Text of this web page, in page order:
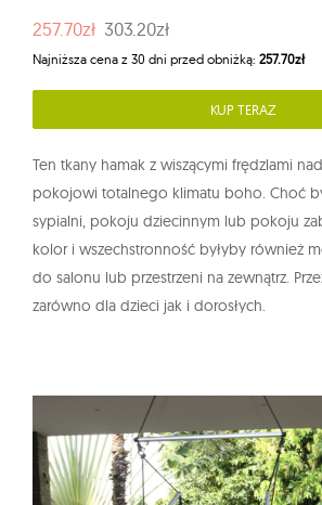
257.70zł 303.20zł
Najniższa cena z 30 dni przed obniżką: 257.70zł
KUP TERAZ
Ten tkany hamak z wiszącymi frędzlami
pokojowi totalnego klimatu boho. Choć
sypialni, pokoju dziecinnym lub pokoju
kolor i wszechstronność byłyby również
do salonu lub przestrzeni na zewnątrz.
zarówno dla dzieci jak i dorosłych.